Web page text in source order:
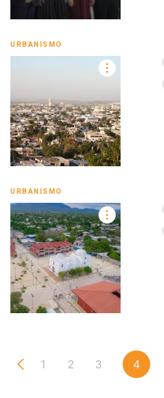
URBANISMO
URBANISMO
1 2 3 4